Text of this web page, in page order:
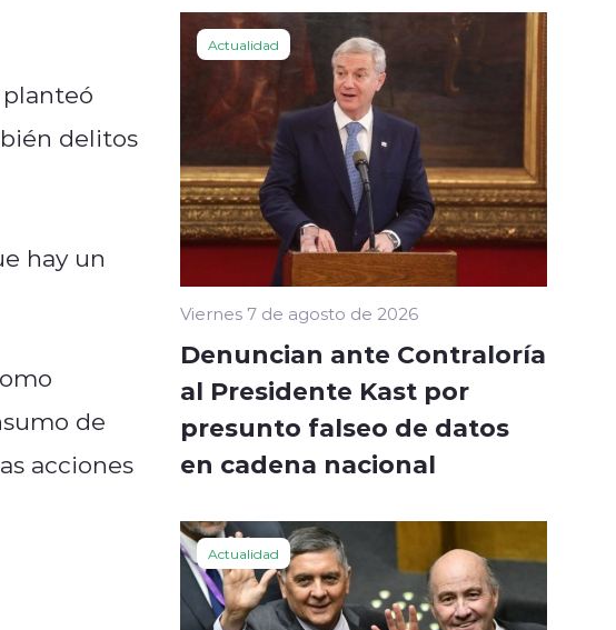
delitos
hay un
de
acciones
Actualidad
Viernes 7 de agosto de 2026
Denuncian ante Contraloría
al Presidente Kast por
presunto falseo de datos
en cadena nacional
Actualidad